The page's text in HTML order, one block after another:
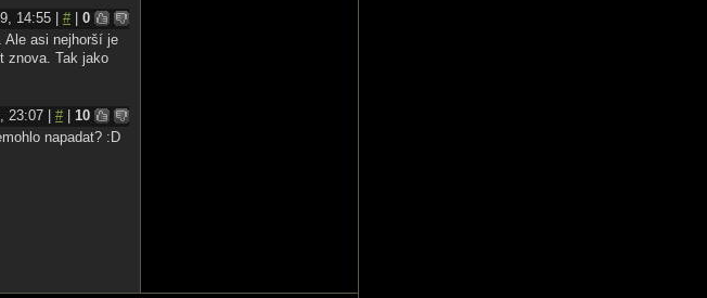
14:55 | #| 0
Ale asi nejhorší je
znova. Tak jako
23:07 | #| 10
napadat? :D